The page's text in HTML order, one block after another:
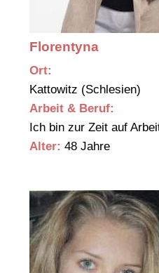
Florentyna
Ort:
Kattowitz (Schlesien)
Arbeit & Beruf:
Ich bin zur Zeit auf
Alter: 48 Jahre